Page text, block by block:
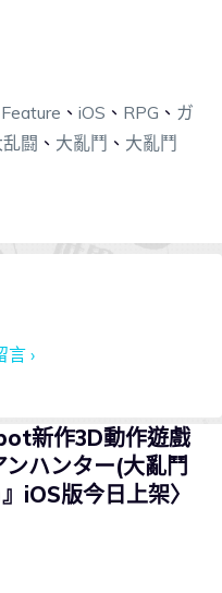
Feature 、 iOS 、 RPG 、 ガ
闘 、 大亂鬥 、 大亂鬥
言 ›
新作3D動作遊戲
ンハンター(大亂鬥
iOS版今日上架〉